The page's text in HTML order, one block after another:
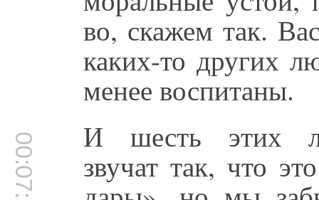
во, скажем так.
каких-то других
менее воспитаны.
00:07:25 И шесть этих
звучат так, что